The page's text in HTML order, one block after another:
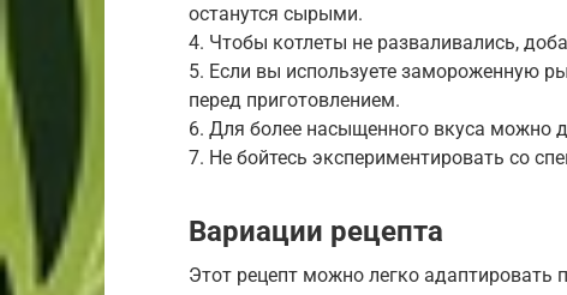
останутся сырыми.
4. Чтобы котлеты не разваливались,
5. Если вы используете замороженную
перед приготовлением.
6. Для более насыщенного вкуса можно
7. Не бойтесь экспериментировать со
Вариации рецепта
Этот рецепт можно легко адаптировать